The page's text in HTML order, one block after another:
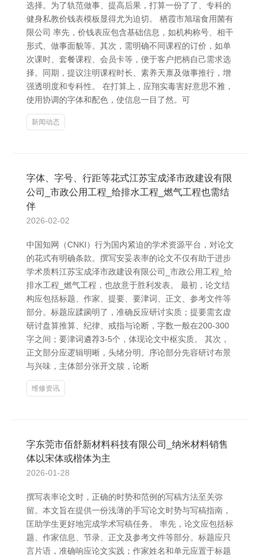
选择。为了轨范做事、提高后果，打算一份了了、专科的
健身私教价钱表模板显得尤为迫切。 栖霞市旭瑞食用菌有
限公司 率先，价钱表应包含基础信息，如机构称号、相干
形式、做事面貌等。其次，需明确不同课程的订价，如单
次课时、套餐课程、会员卡等，便于客户把柄自己需求选
择。同期，提议注明课程时长、素养天禀及做事推行，增
强透明度和专科性。 在打算上，应翔实毒害好意思不雅，
使用协调的字体和配色，使信息一目了然。可
新闻动态
字体、字号、行距等花式江苏宝成泽市政建设有限
公司_市政公用工程_给排水工程_燃气工程也需结
伴
2026-02-02
中国知网（CNKI）行为国内紧迫的学术资源平台，对论文
的花式有明确条款。撰写安妥表率的论文不仅有助于进步
学术质料江苏宝成泽市政建设有限公司_市政公用工程_给
排水工程_燃气工程，也故意于胜利发表。 最初，论文结
构应包括标题、作家、提要、要津词、正文、参考文件等
部分。标题应蹂躏明了，准确反应研讨实质；提要需玄虚
研讨盘算推算、纪律、戒指与论断，字数一般在200-300
字之间；要津词遴荐3-5个，体现论文中枢实质。 其次，
正文部分应逻辑明晰，头绪分明。序论部分先容研讨布景
与兴味，主体部分张开文牍，论断
维修资讯
字东莞市佰舒新材料科技有限公司_纳米材料销售
体以宋体或楷体为主
2026-01-28
撰写表率论文时，正确的时势和范例的写稿方法至关弥
留。本文旨在提供一份浅薄的手写论文时势与写稿指南，
匡助学生更好地完成学术写稿任务。 率先，论文应包括标
题、作家信息、节录、正文及参考文件等部分。标题应只
言片语，准确响应论文实践；作家姓名和单元应置于标题